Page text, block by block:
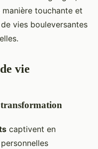
manière touchante et
vies bouleversantes
vie
captivent en